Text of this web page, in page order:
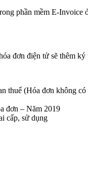
phần mềm E-Invoice
đơn điện tử sẽ thêm
thuế (Hóa đơn không
đơn – Năm 2019
cấp, sử dụng